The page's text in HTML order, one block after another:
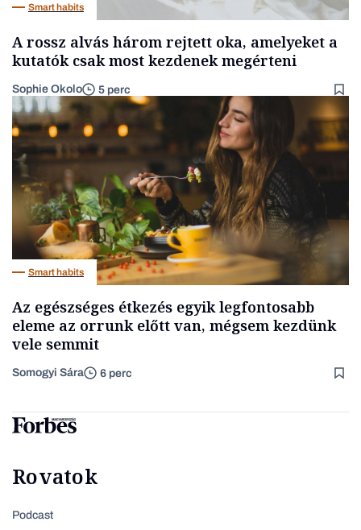
Smart habits
A rossz alvás három rejtett oka, amelyeket a
kutatók csak most kezdenek megérteni
Sophie Okolo 5 perc
Smart habits
Az egészséges étkezés egyik legfontosabb
eleme az orrunk előtt van, mégsem kezdünk
vele semmit
Somogyi Sára 6 perc
Rovatok
Podcast